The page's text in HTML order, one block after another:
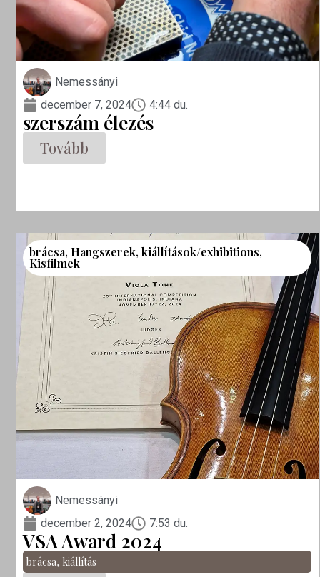
Nemessányi
december 7, 2024
4:44 du.
szerszám élezés
Tovább
brácsa, Hangszerek,kiállítások/exhibitions,
Kisfilmek
Nemessányi
december 2, 2024
7:53 du.
VSA Award 2024
brácsa, kiállítás